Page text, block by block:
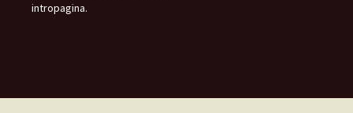
intropagina.